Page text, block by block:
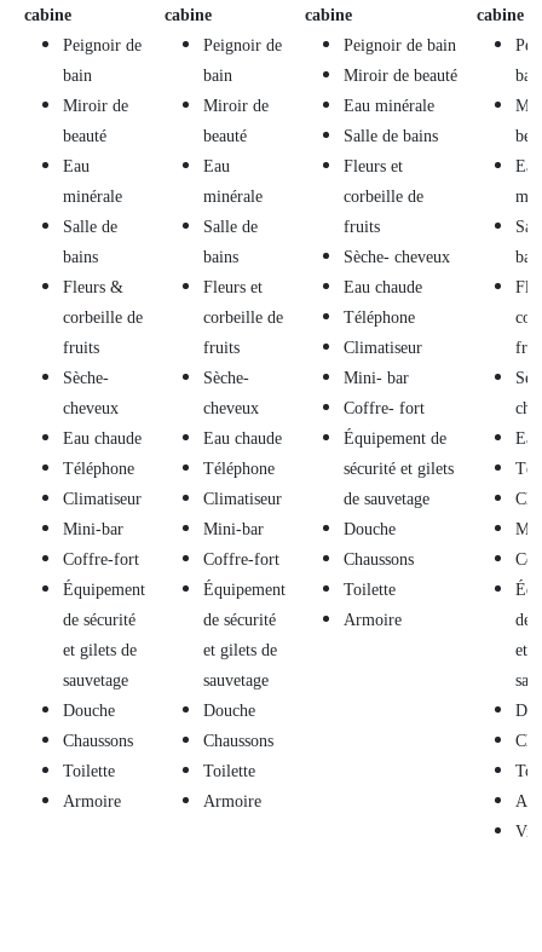
cabine
Peignoir de
bain
Miroir de
beauté
Eau
minérale
Salle de
bains
Fleurs &
corbeille de
fruits
Sèche-
cheveux
Eau chaude
Téléphone
Climatiseur
Mini-bar
Coffre-fort
Équipement
de sécurité
et gilets de
sauvetage
Douche
Chaussons
Toilette
Armoire
cabine
Peignoir de
bain
Miroir de
beauté
Eau
minérale
Salle de
bains
Fleurs et
corbeille de
fruits
Sèche-
cheveux
Eau chaude
Téléphone
Climatiseur
Mini-bar
Coffre-fort
Équipement
de sécurité
et gilets de
sauvetage
Douche
Chaussons
Toilette
Armoire
cabine
Peignoir de bain
Miroir de beauté
Eau minérale
Salle de bains
Fleurs et
corbeille de
fruits
Sèche- cheveux
Eau chaude
Téléphone
Climatiseur
Mini- bar
Coffre- fort
Équipement de
sécurité et gilets
de sauvetage
Douche
Chaussons
Toilette
Armoire
cabine
Eau
de
et
Vin